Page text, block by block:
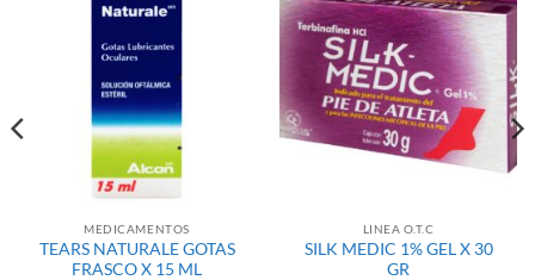
MEDICAMENTOS
TEARS NATURALE GOTAS
FRASCO X 15 ML
LINEA O.T.C
SILK MEDIC 1% GEL X 30
GR